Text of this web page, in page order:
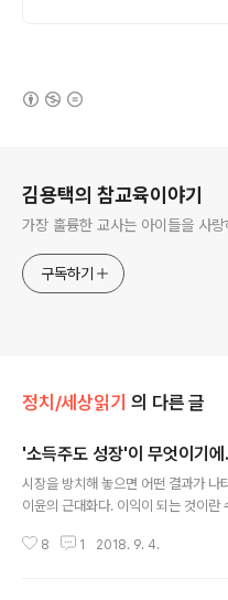
김용택의 참교육이야기
가장 훌륭한 교사는 아이들을 사
구독하기
정치/세상읽기 의 다른 글
'소득주도 성장'이 무엇이기에
시장을 방치해 놓으면 어떤 결과가 나
이윤의 근대화다. 이익이 되는 것이란
시장에서는 약자가 살아남을 공간이
8 1 2018. 9. 4.